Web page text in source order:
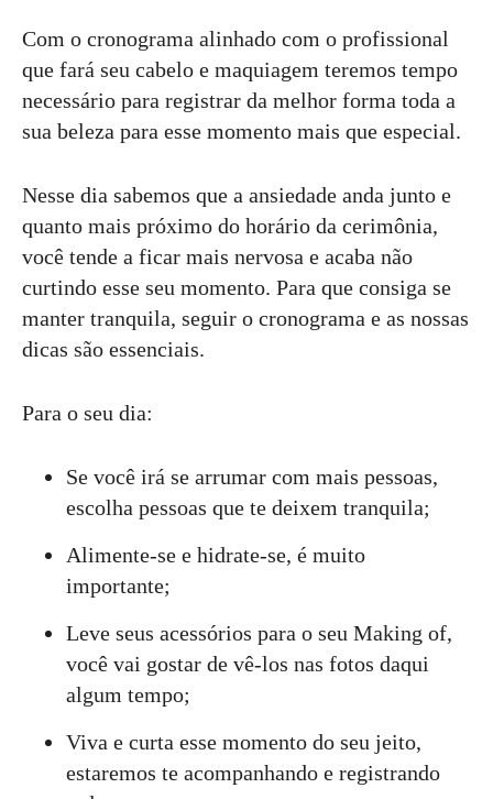
Com o cronograma alinhado com o profissional
que fará seu cabelo e maquiagem teremos tempo
necessário para registrar da melhor forma toda a
sua beleza para esse momento mais que especial.
Nesse dia sabemos que a ansiedade anda junto e
quanto mais próximo do horário da cerimônia,
você tende a ficar mais nervosa e acaba não
curtindo esse seu momento. Para que consiga se
manter tranquila, seguir o cronograma e as nossas
dicas são essenciais.
Para o seu dia:
Se você irá se arrumar com mais pessoas,
escolha pessoas que te deixem tranquila;
Alimente-se e hidrate-se, é muito
importante;
Leve seus acessórios para o seu Making of,
você vai gostar de vê-los nas fotos daqui
algum tempo;
Viva e curta esse momento do seu jeito,
estaremos te acompanhando e registrando